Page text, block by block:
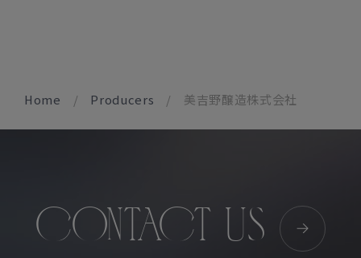
Home Producers 美吉野醸造株式会社
CONTACT US